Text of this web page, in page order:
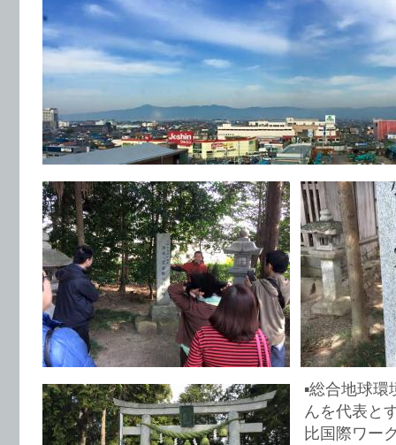
▪︎総合地球
んを代表と
比国際ワー